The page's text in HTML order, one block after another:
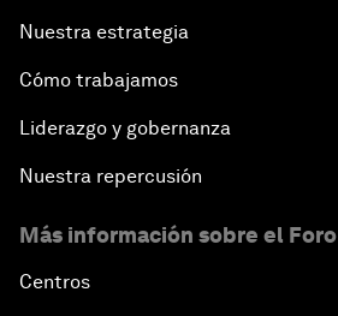
Nuestra estrategia
Cómo trabajamos
Liderazgo y gobernanza
Nuestra repercusión
Más información sobre el Foro
Centros